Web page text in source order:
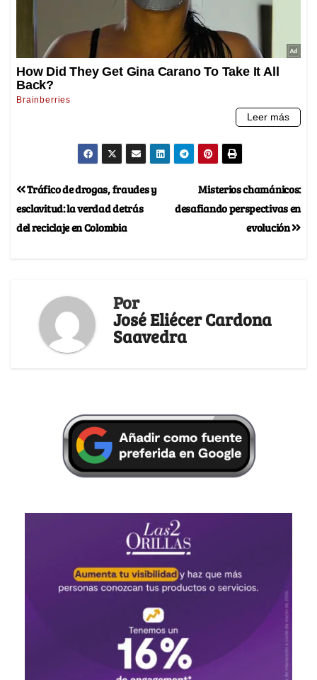
Misterios chamánicos:
desafiando perspectivas en
evolución
Tráfico de drogas, fraudes y
esclavitud: la verdad detrás
del reciclaje en Colombia
Por
José Eliécer Cardona
Saavedra